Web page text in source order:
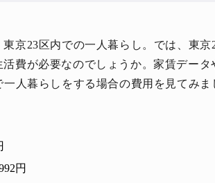
京23区内での一人暮らし。では、東
活費が必要なのでしょうか。家賃デー
人暮らしをする場合の費用を見てみま
円